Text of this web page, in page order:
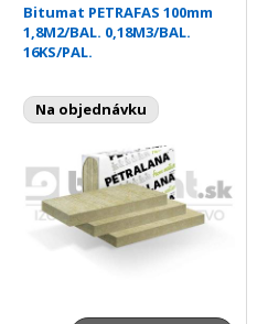
Bitumat PETRAFAS 100mm
1,8M2/BAL. 0,18M3/BAL.
16KS/PAL.
Na objednávku